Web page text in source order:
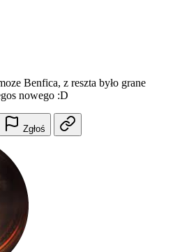
Benfica, z reszta było grane
nowego :D
Zgłoś